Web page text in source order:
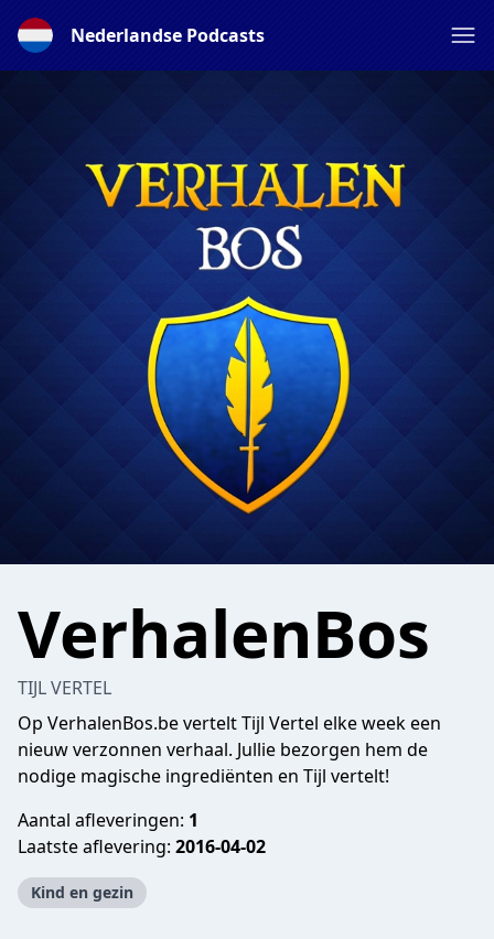
Nederlandse Podcasts
VerhalenBos
TIJL VERTEL
Op VerhalenBos.be vertelt Tijl Vertel elke week een
nieuw verzonnen verhaal. Jullie bezorgen hem de
nodige magische ingrediënten en Tijl vertelt!
Aantal afleveringen: 1
Laatste aflevering: 2016-04-02
Kind en gezin